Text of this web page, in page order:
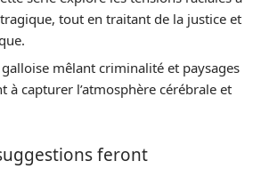
tout en traitant de la justice et
galloise mêlant criminalité et paysages
à capturer l’atmosphère cérébrale et
feront